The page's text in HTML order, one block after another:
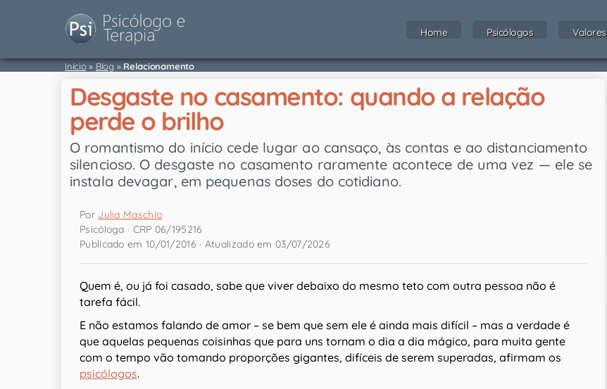
Home Psicólogos Valores
Início» Blog» Relacionamento
Desgaste no casamento: quando a relação
perde o brilho
O romantismo do início cede lugar ao cansaço, às contas e ao distanciamento
silencioso. O desgaste no casamento raramente acontece de uma vez — ele se
instala devagar, em pequenas doses do cotidiano.
Por Julia Maschio
Psicóloga · CRP 06/195216
Publicado em 10/01/2016 · Atualizado em 03/07/2026
Quem é, ou já foi casado, sabe que viver debaixo do mesmo teto com outra pessoa não é
tarefa fácil.
E não estamos falando de amor – se bem que sem ele é ainda mais difícil – mas a verdade é
que aquelas pequenas coisinhas que para uns tornam o dia a dia mágico, para muita gente
com o tempo vão tomando proporções gigantes, difíceis de serem superadas, afirmam os
psicólogos.